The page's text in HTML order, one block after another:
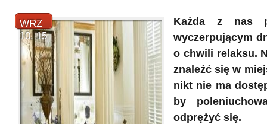
WRZ
10, 15
Każda z nas
wyczerpującym
o chwili relaksu.
znaleźć się w
nikt nie ma
by
odprężyć się.